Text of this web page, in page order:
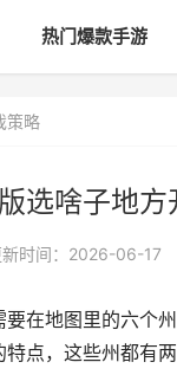
热门爆款手游
策略
选啥子地
新时间：2026-06-17
在地图里的六个
特点，这些州都有